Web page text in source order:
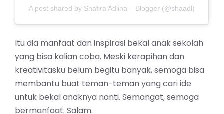
A post shared by Shafira Adlina – Blogger (@shaadl)
Itu dia manfaat dan inspirasi bekal anak sekolah
yang bisa kalian coba. Meski kerapihan dan
kreativitasku belum begitu banyak, semoga bisa
membantu buat teman-teman yang cari ide
untuk bekal anaknya nanti. Semangat, semoga
bermanfaat. Salam.